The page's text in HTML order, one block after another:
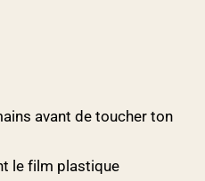
avant de toucher ton
le film plastique